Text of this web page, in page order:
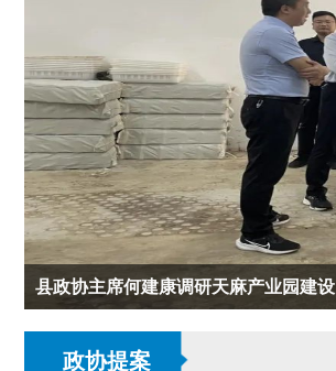
县政协主席何建康调研天麻产业园建设
政协提案